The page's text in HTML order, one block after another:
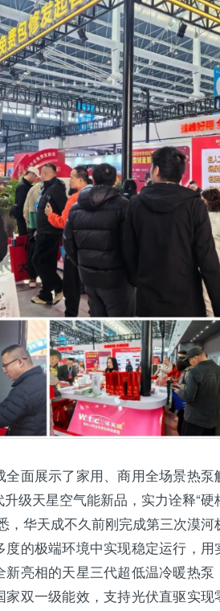
面展示了家用、商用全场景热泵
级天星空气能新品，实力诠释“硬
，华天成不久前刚完成第三次漠河
的极端环境中实现稳定运行，用
新亮相的天星三代超低温冷暖热泵
双一级能效，支持光伏直驱实现